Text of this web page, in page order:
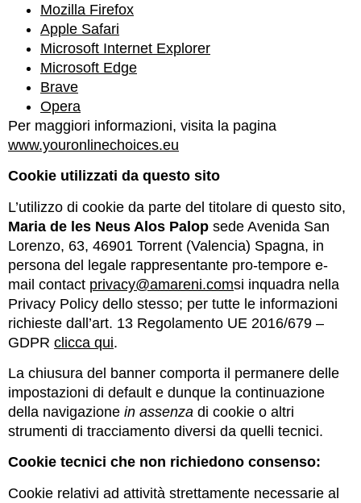
Mozilla Firefox
Apple Safari
Microsoft Internet Explorer
Microsoft Edge
Brave
Opera
Per maggiori informazioni, visita la pagina
www.youronlinechoices.eu
Cookie utilizzati da questo sito
L’utilizzo di cookie da parte del titolare di questo sito,
Maria de les Neus Alos Palop sede Avenida San
Lorenzo, 63, 46901 Torrent (Valencia) Spagna, in
persona del legale rappresentante pro-tempore e-
mail contact privacy@amareni.comsi inquadra nella
Privacy Policy dello stesso; per tutte le informazioni
richieste dall’art. 13 Regolamento UE 2016/679 –
GDPR clicca qui.
La chiusura del banner comporta il permanere delle
impostazioni di default e dunque la continuazione
della navigazione in assenza di cookie o altri
strumenti di tracciamento diversi da quelli tecnici.
Cookie tecnici che non richiedono consenso:
Cookie relativi ad attività strettamente necessarie al